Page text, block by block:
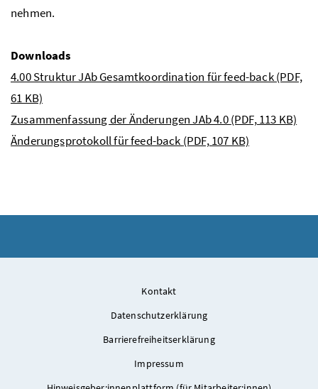
nehmen.
Downloads
4.00 Struktur JAb Gesamtkoordination für feed-back(PDF,
61 KB)
Zusammenfassung der Änderungen JAb 4.0(PDF, 113 KB)
Änderungsprotokoll für feed-back (PDF, 107 KB)
Kontakt
Datenschutzerklärung
Barrierefreiheitserklärung
Impressum